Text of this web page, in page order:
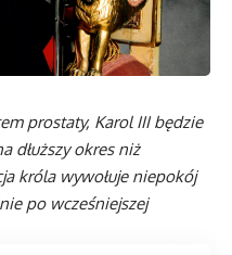
prostaty, Karol III będzie
dłuższy okres niż
króla wywołuje niepokój
po wcześniejszej